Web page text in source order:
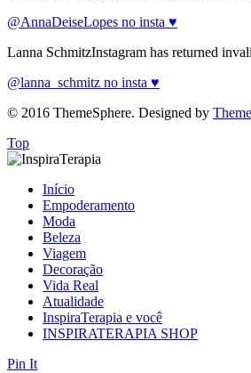
@AnnaDeiseLopes no insta ♥
Lanna SchmitzInstagram has returned
@lanna_schmitz no insta ♥
© 2016 ThemeSphere. Designed by
Top
Início
Empoderamento
Moda
Beleza
Viagem
Decoração
Vida Real
Atualidade
InspiraTerapia e você
INSPIRATERAPIA SHOP
Pin It